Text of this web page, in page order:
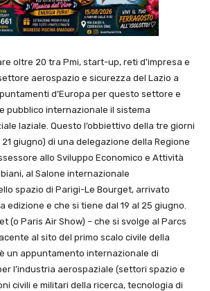
oltre 20 tra Pmi, start-up, reti d’impresa e
aerospazio e sicurezza del Lazio a
d’Europa per questo settore e
pubblico internazionale il sistema
laziale. Questo l’obbiettivo della tre giorni
21 giugno) di una delegazione della Regione
allo Sviluppo Economico e Attività
al Salone internazionale
spazio di Parigi-Le Bourget, arrivato
edizione e che si tiene dal 19 al 25 giugno.
(o Paris Air Show) – che si svolge al Parcs
al sito del primo scalo civile della
un appuntamento internazionale di
l’industria aerospaziale (settori spazio e
civili e militari della ricerca, tecnologia di